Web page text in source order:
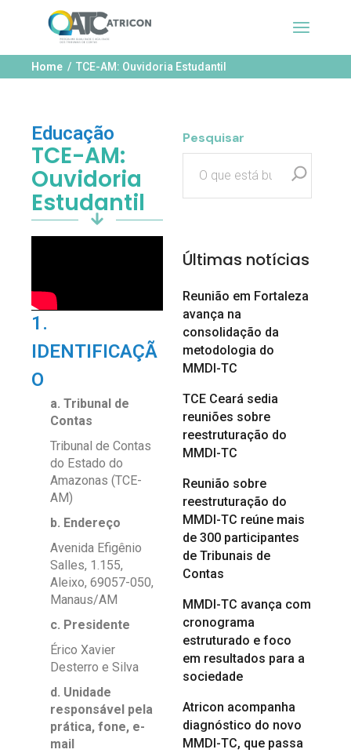
Home TCE-AM: Ouvidoria Estudantil
Educação
TCE-AM:
Ouvidoria
Estudantil
1.
IDENTIFICAÇÃ
O
a. Tribunal de
Contas
Tribunal de Contas
do Estado do
Amazonas (TCE-
AM)
b. Endereço
Avenida Efigênio
Salles, 1.155,
Aleixo, 69057-050,
Manaus/AM
c. Presidente
Érico Xavier
Desterro e Silva
d. Unidade
responsável pela
prática, fone, e-
mail
Pesquisar
Últimas notícias
Reunião em Fortaleza
avança na
consolidação da
metodologia do
MMDI-TC
TCE Ceará sedia
reuniões sobre
reestruturação do
MMDI-TC
Reunião sobre
reestruturação do
MMDI-TC reúne mais
de 300 participantes
de Tribunais de
Contas
MMDI-TC avança com
cronograma
estruturado e foco
em resultados para a
sociedade
Atricon acompanha
diagnóstico do novo
MMDI-TC, que passa